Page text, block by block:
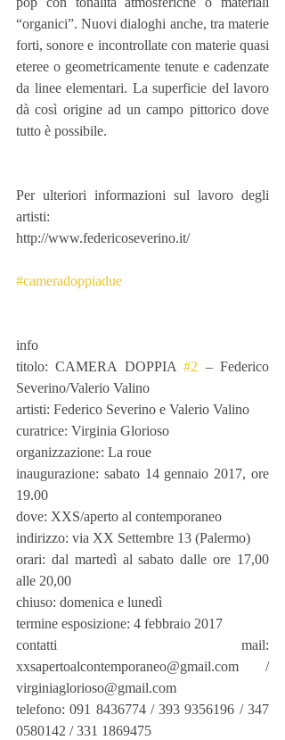
“organici”. Nuovi dialoghi anche, tra materie
forti, sonore e incontrollate con materie quasi
eteree o geometricamente tenute e cadenzate
da linee elementari. La superficie del lavoro
dà così origine ad un campo pittorico dove
tutto è possibile.
Per ulteriori informazioni sul lavoro degli
artisti:
http://www.federicoseverino.it/
#cameradoppiadue
info
titolo: CAMERA DOPPIA #2 – Federico
Severino/Valerio Valino
artisti: Federico Severino e Valerio Valino
curatrice: Virginia Glorioso
organizzazione: La roue
inaugurazione: sabato 14 gennaio 2017, ore
19.00
dove: XXS/aperto al contemporaneo
indirizzo: via XX Settembre 13 (Palermo)
orari: dal martedì al sabato dalle ore 17,00
alle 20,00
chiuso: domenica e lunedì
termine esposizione: 4 febbraio 2017
contatti mail:
xxsapertoalcontemporaneo@gmail.com /
virginiaglorioso@gmail.com
telefono: 091 8436774 / 393 9356196 / 347
0580142 / 331 1869475